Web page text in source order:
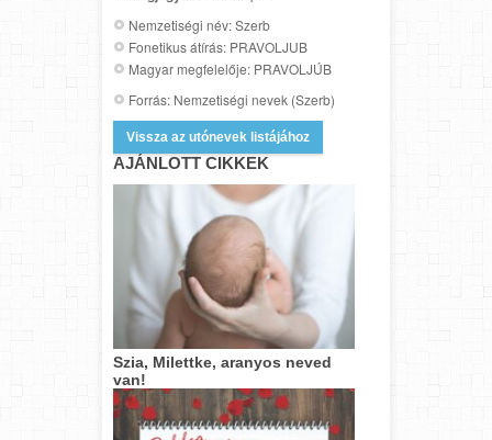
Nemzetiségi név: Szerb
Fonetikus átírás: PRAVOLJUB
Magyar megfelelője: PRAVOLJÚB
Forrás: Nemzetiségi nevek (Szerb)
Vissza az utónevek listájához
AJÁNLOTT CIKKEK
Szia, Milettke, aranyos neved
van!